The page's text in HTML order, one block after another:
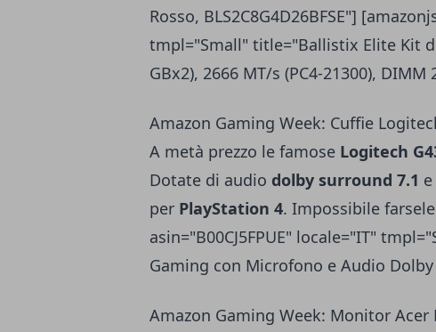
Rosso, BLS2C8G4D26BFSE"]
tmpl="Small" title="Ballistix Elite Kit
GBx2), 2666 MT/s (PC4-21300), DIMM
Amazon Gaming Week: Cuffie
A metà prezzo le famose Logitech
Dotate di audio dolby surround 7.1
per PlayStation 4. Impossibile
asin="B00CJ5FPUE" locale="IT"
Gaming con Microfono e Audio Dolby
Amazon Gaming Week: Monitor